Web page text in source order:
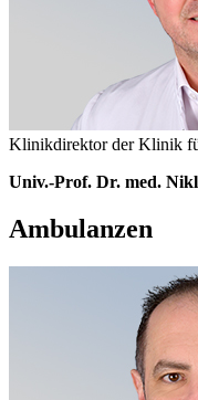
Klinikdirektor der Klinik
Univ.-Prof. Dr. med.
Ambulanzen